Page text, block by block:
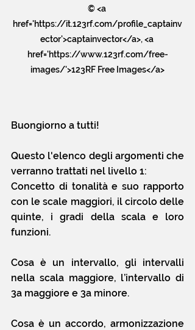
© <a
href='https://it.123rf.com/profile_captainv
ector'>captainvector</a>, <a
href='https://www.123rf.com/free-
images/'>123RF Free Images</a>
Buongiorno a tutti!
Questo l'elenco degli argomenti che
verranno trattati nel livello 1:
Concetto di tonalità e suo rapporto
con le scale maggiori, il circolo delle
quinte, i gradi della scala e loro
funzioni.
Cosa è un intervallo, gli intervalli
nella scala maggiore, l’intervallo di
3a maggiore e 3a minore.
Cosa è un accordo, armonizzazione